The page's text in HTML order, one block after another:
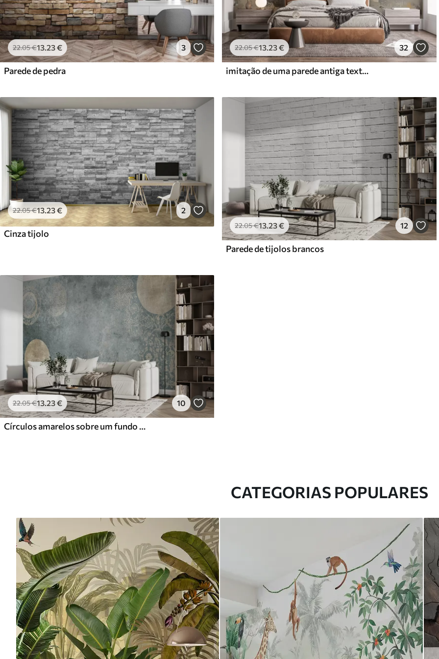
22.05€13.23€ 3
Parede de pedra
22.05€13.23€ 32
imitação de uma parede antiga texturada
22.05€13.23€ 2
Cinza tijolo
22.05€13.23€ 12
Parede de tijolos brancos
22.05€13.23€ 10
Círculos amarelos sobre um fundo envelhecido
CATEGORIAS POPULARES